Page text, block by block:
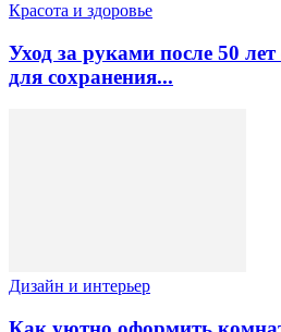
Красота и здоровье
Уход за руками после 50
для сохранения...
Дизайн и интерьер